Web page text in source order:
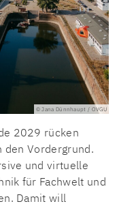
© Jana Dünnhaupt / OVGU
2029 rücken
den Vordergrund.
und virtuelle
für Fachwelt und
Damit will